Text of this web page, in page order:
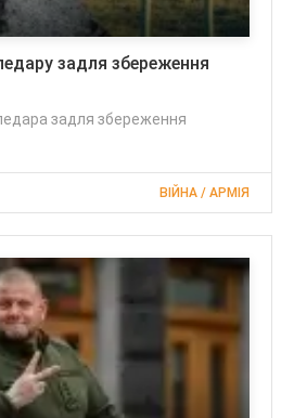
задля збереження
задля збереження
ВІЙНА / АРМІЯ